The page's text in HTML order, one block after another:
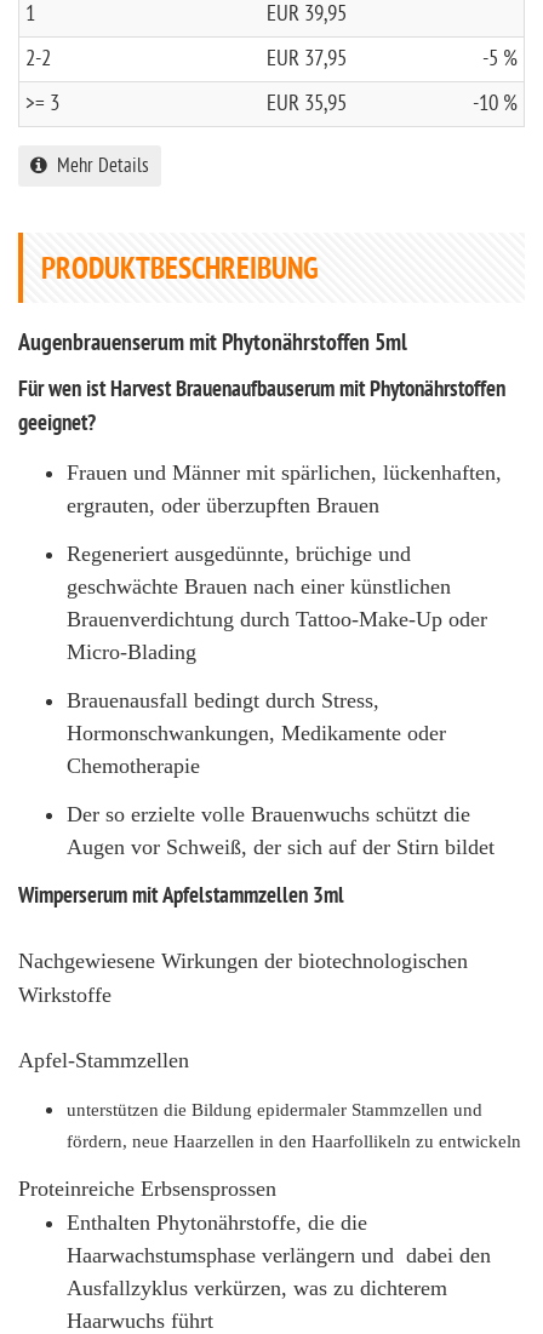
1
EUR 39,95
2-2
EUR 37,95
-5 %
>= 3
EUR 35,95 -10 %
Mehr Details
PRODUKTBESCHREIBUNG
Augenbrauenserum mit Phytonährstoffen 5ml
Für wen ist Harvest Brauenaufbauserum mit Phytonährstoffen
geeignet?
Frauen und Männer mit spärlichen, lückenhaften,
ergrauten, oder überzupften Brauen
Regeneriert ausgedünnte, brüchige und
geschwächte Brauen nach einer künstlichen
Brauenverdichtung durch Tattoo-Make-Up oder
Micro-Blading
Brauenausfall bedingt durch Stress,
Hormonschwankungen, Medikamente oder
Chemotherapie
Der so erzielte volle Brauenwuchs schützt die
Augen vor Schweiß, der sich auf der Stirn bildet
Wimperserum mit Apfelstammzellen 3ml
Nachgewiesene Wirkungen der biotechnologischen
Wirkstoffe
Apfel-Stammzellen
unterstützen die Bildung epidermaler Stammzellen und
fördern, neue Haarzellen in den Haarfollikeln zu entwickeln
Proteinreiche Erbsensprossen
Enthalten Phytonährstoffe, die die
Haarwachstumsphase verlängern und dabei den
Ausfallzyklus verkürzen, was zu dichterem
Haarwuchs führt